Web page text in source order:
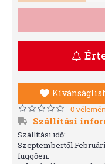
0
Szállítási
Szállítási idő:
Szeptembertől
függően.